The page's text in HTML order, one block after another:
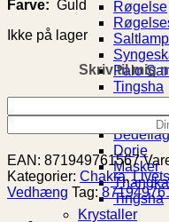
Røgelse
Palo
Tingsha
Buddhisme
Bedeflag
Dorje
Masker
Thangka
Tingsha
Krystaller
Farve: Guld
Ikke på lager
Skriv til mig
EAN: 871949761567
Kategorier: Chakra,
Vedhæng Tag: